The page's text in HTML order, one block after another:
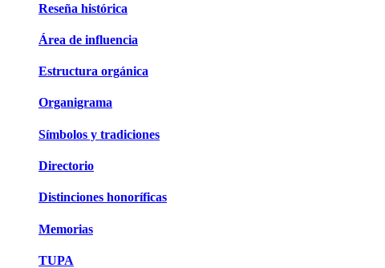
Reseña histórica
Área de influencia
Estructura orgánica
Organigrama
Símbolos y tradiciones
Directorio
Distinciones honoríficas
Memorias
TUPA